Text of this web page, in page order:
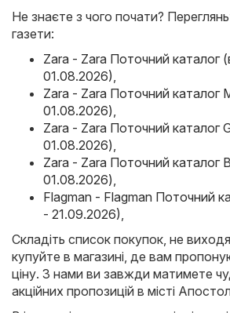
Не знаєте з чого почати?
газети:
Zara - Zara Поточний каталог
01.08.2026)
Zara - Zara Поточний каталог
01.08.2026)
Zara - Zara Поточний каталог
01.08.2026)
Zara - Zara Поточний каталог
01.08.2026)
Flagman - Flagman Поточний
- 21.09.2026)
Складіть список покупок, не
купуйте в магазині, де вам
ціну. З нами ви завжди матимете
акційних пропозицій в місті